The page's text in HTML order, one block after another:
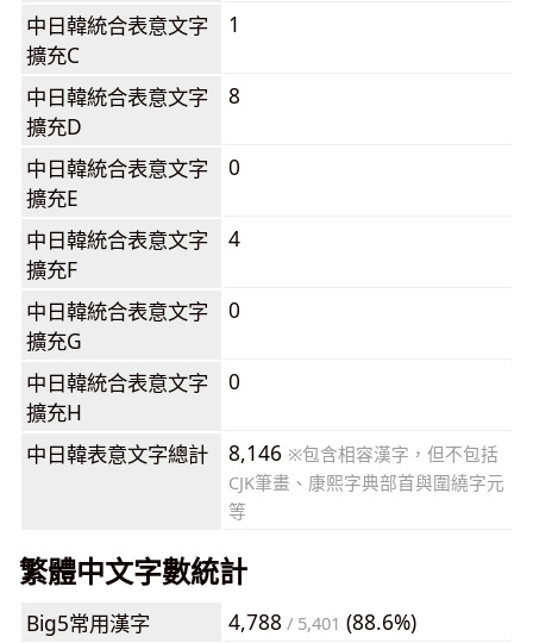
中日韓統合表意文字
擴充C
1
中日韓統合表意文字
擴充D
8
中日韓統合表意文字
擴充E
0
中日韓統合表意文字
擴充F
4
中日韓統合表意文字
擴充G
0
中日韓統合表意文字
擴充H
0
中日韓表意文字總計 8,146 ※包含相容漢字，但不包括
CJK筆畫、康熙字典部首與圍繞字元
等
繁體中文字數統計
Big5常用漢字 4,788 / 5,401 (88.6%)